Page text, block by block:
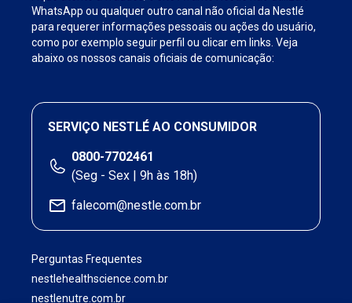
WhatsApp ou qualquer outro canal não oficial da Nestlé
para requerer informações pessoais ou ações do usuário,
como por exemplo seguir perfil ou clicar em links. Veja
abaixo os nossos canais oficiais de comunicação:
SERVIÇO NESTLÉ AO CONSUMIDOR
0800-7702461
(Seg - Sex | 9h às 18h)
falecom@nestle.com.br
Perguntas Frequentes
nestlehealthscience.com.br
nestlenutre.com.br